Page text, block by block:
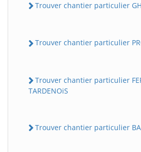
Trouver chantier particulier
Trouver chantier particulier
Trouver chantier particulier
TARDENOiS
Trouver chantier particulier